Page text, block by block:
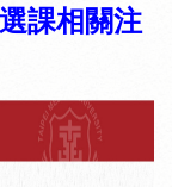
課相關注